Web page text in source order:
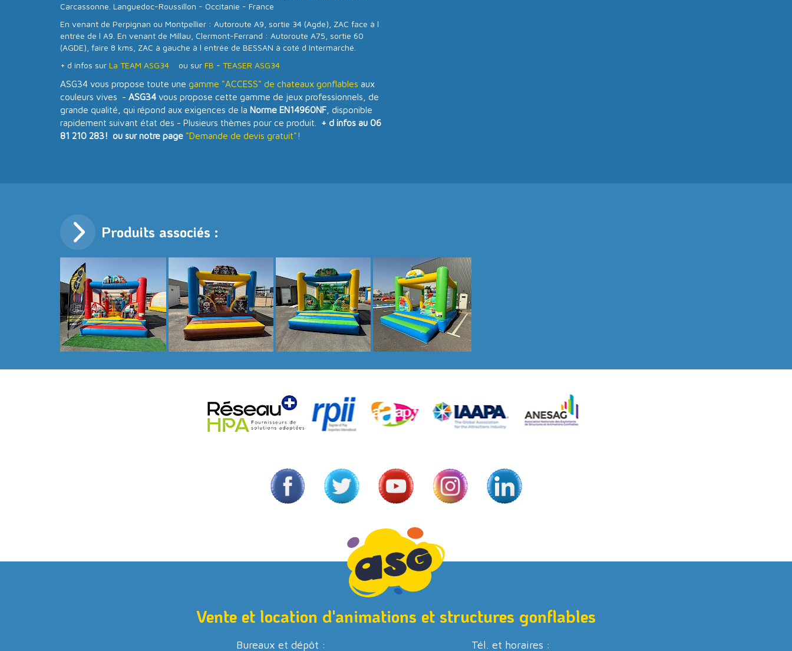
Carcassonne. Languedoc-Roussillon - Occitanie - France
En venant de Perpignan ou Montpellier : Autoroute A9, sortie 34 (Agde), ZAC face à l
entrée de l A9. En venant de Millau, Clermont-Ferrand : Autoroute A75, sortie 60
(AGDE), faire 8 kms, ZAC à gauche à l entrée de BESSAN à coté d Intermarché.
+ d infos sur La TEAM ASG34 ou sur FB - TEASER ASG34
ASG34 vous propose toute une gamme "ACCESS" de chateaux gonflables aux
couleurs vives - ASG34 vous propose cette gamme de jeux professionnels, de
grande qualité, qui répond aux exigences de la Norme EN14960NF , disponible
rapidement suivant état des - Plusieurs thèmes pour ce produit.
+ d infos au 06
81 210 283! ou sur notre page "Demande de devis gratuit"!
Produits associés :
Vente et location d'animations et structures gonflables
Bureaux et dépôt : Tél. et horaires :